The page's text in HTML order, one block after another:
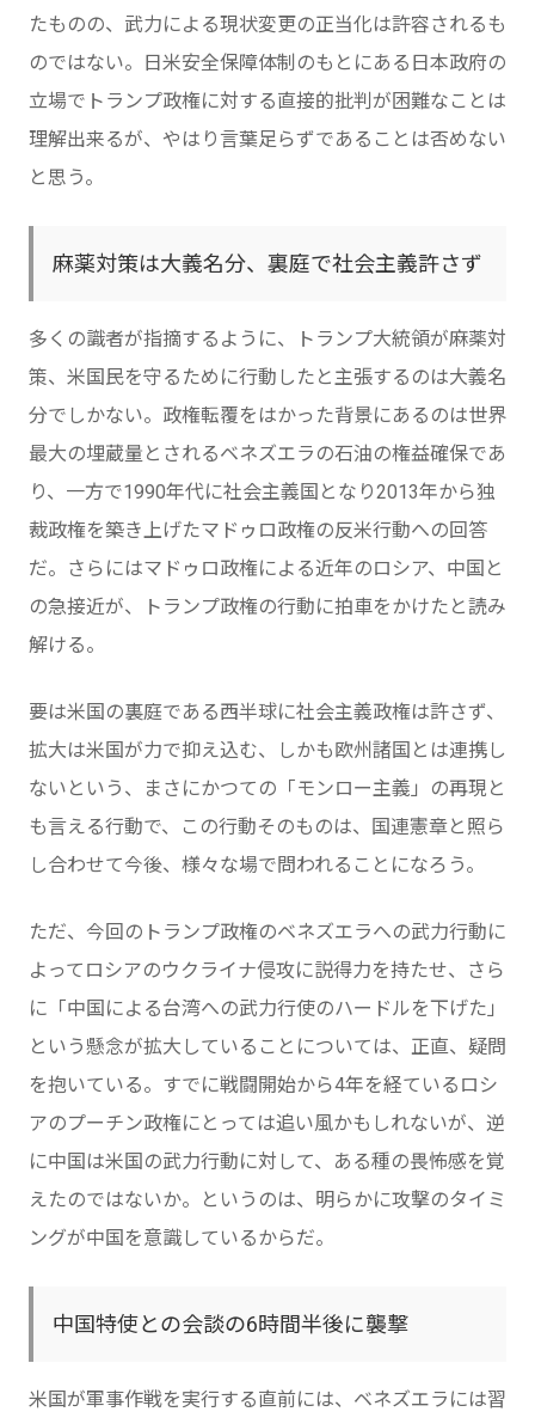
たものの、武力による現状変更の正当化は許容されるも
のではない。日米安全保障体制のもとにある日本政府の
立場でトランプ政権に対する直接的批判が困難なことは
理解出来るが、やはり言葉足らずであることは否めない
と思う。
麻薬対策は大義名分、裏庭で社会主義許さず
多くの識者が指摘するように、トランプ大統領が麻薬対
策、米国民を守るために行動したと主張するのは大義名
分でしかない。政権転覆をはかった背景にあるのは世界
最大の埋蔵量とされるベネズエラの石油の権益確保であ
り、一方で1990年代に社会主義国となり2013年から独
裁政権を築き上げたマドゥロ政権の反米行動への回答
だ。さらにはマドゥロ政権による近年のロシア、中国と
の急接近が、トランプ政権の行動に拍車をかけたと読み
解ける。
要は米国の裏庭である西半球に社会主義政権は許さず、
拡大は米国が力で抑え込む、しかも欧州諸国とは連携し
ないという、まさにかつての「モンロー主義」の再現と
も言える行動で、この行動そのものは、国連憲章と照ら
し合わせて今後、様々な場で問われることになろう。
ただ、今回のトランプ政権のベネズエラへの武力行動に
よってロシアのウクライナ侵攻に説得力を持たせ、さら
に「中国による台湾への武力行使のハードルを下げた」
という懸念が拡大していることについては、正直、疑問
を抱いている。すでに戦闘開始から4年を経ているロシ
アのプーチン政権にとっては追い風かもしれないが、逆
に中国は米国の武力行動に対して、ある種の畏怖感を覚
えたのではないか。というのは、明らかに攻撃のタイミ
ングが中国を意識しているからだ。
中国特使との会談の6時間半後に襲撃
米国が軍事作戦を実行する直前には、ベネズエラには習